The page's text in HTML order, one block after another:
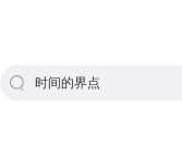
时间的界点